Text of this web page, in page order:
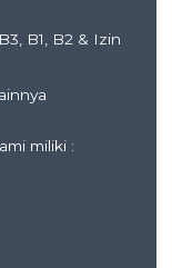
B1, B2 & Izin
miliki :